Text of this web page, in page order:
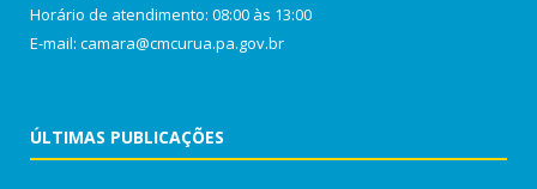
Horário de atendimento: 08:00 às 13:00
E-mail: camara@cmcurua.pa.gov.br
ÚLTIMAS PUBLICAÇÕES